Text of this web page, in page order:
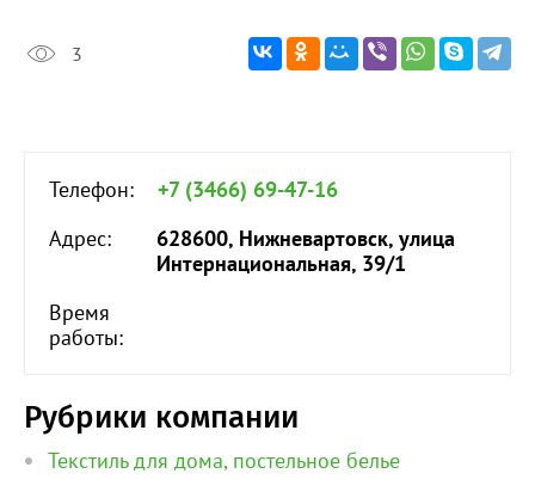
3
Телефон:
+7 (3466) 69-47-16
Адрес:
628600, Нижневартовск, улица
Интернациональная, 39/1
Время
работы:
Рубрики компании
Текстиль для дома, постельное белье